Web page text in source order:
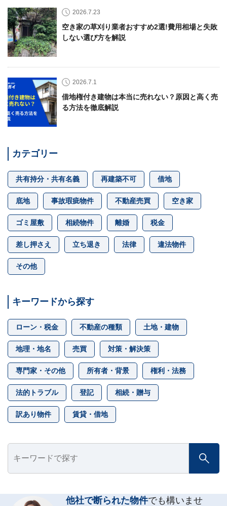
2026.7.23
空き家の草刈り業者おすすめ2選!費用相場と失敗
しない選び方を解説
2026.7.1
借地権付き建物は本当に売れない？原因と高く売
る方法を徹底解説
カテゴリー
共有持分・共有名義 再建築不可 借地
底地 事故瑕疵物件 不動産売買 空き家
ゴミ屋敷 相続物件 離婚 税金
差し押さえ 立ち退き 法律 違法物件
その他
キーワードから探す
ローン・税金 不動産の種類 土地・建物
地理・地名 売買 対策・解決策
専門家・その他 所有者・背景 権利・法務
法的トラブル 登記 相続・贈与
訳あり物件 賃貸・借地
他社で断られた物件でも構いませ